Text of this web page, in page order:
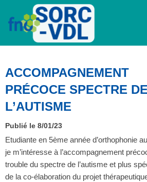
ACCOMPAGNEMENT
PRÉCOCE SPECTRE DE
L’AUTISME
Publié le 8/01/23
Etudiante en 5ème année d’orthophonie
je m’intéresse à l’accompagnement
trouble du spectre de l’autisme et plus
de la co-élaboration du projet